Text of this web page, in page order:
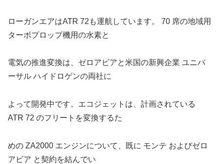
ローガンエアはATR 72も運航しています。 70 席の地域用
ターボプロップ機用の水素と
電気の推進変換は、ゼロアビアと米国の新興企業 ユニバ
ーサル ハイドロゲンの両社に
よって開発中です。エコジェットは、計画されている
ATR 72 のフリートを変換するた
めの ZA2000 エンジンについて、既に モンテ およびゼロ
アビア と契約を結んでい